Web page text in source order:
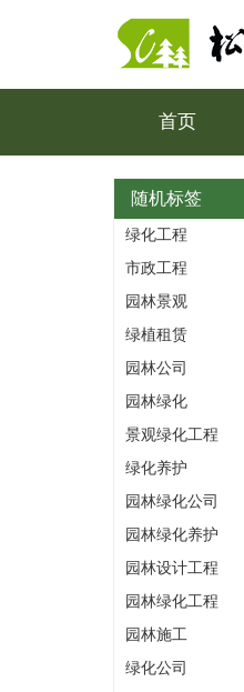
首页
随机标签
绿化工程
市政工程
园林景观
绿植租赁
园林公司
园林绿化
景观绿化工程
绿化养护
园林绿化公司
园林绿化养护
园林设计工程
园林绿化工程
园林施工
绿化公司